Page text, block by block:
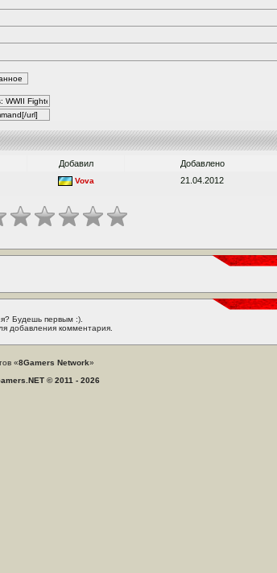
Добавил
Добавлено
Vova 21.04.2012
Будешь первым :).
добавления комментария.
«8Gamers Network»
© 2011 - 2026